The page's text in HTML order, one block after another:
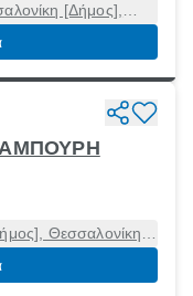
[Δήμος],
Θεσσαλονίκη,